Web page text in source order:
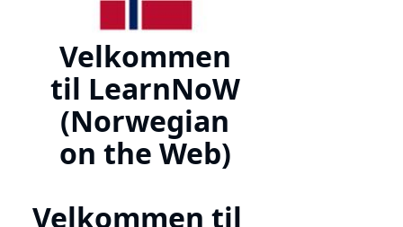
Velkommen
til LearnNoW
(Norwegian
on the Web)
Velkommen til